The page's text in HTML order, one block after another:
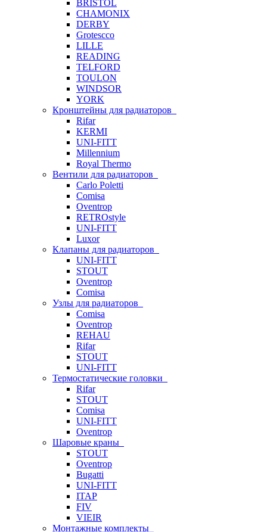
BRISTOL
CHAMONIX
DERBY
Grotescco
LILLE
READING
TELFORD
TOULON
WINDSOR
YORK
Кронштейны для радиаторов
Rifar
KERMI
UNI-FITT
Millennium
Royal Thermo
Вентили для радиаторов
Carlo Poletti
Comisa
Oventrop
RETROstyle
UNI-FITT
Luxor
Клапаны для радиаторов
UNI-FITT
STOUT
Oventrop
Comisa
Узлы для радиаторов
Comisa
Oventrop
REHAU
Rifar
STOUT
UNI-FITT
Термостатические головки
Rifar
STOUT
Comisa
UNI-FITT
Oventrop
Шаровые краны
STOUT
Oventrop
Bugatti
UNI-FITT
ITAP
FIV
VIEIR
Монтажные комплекты